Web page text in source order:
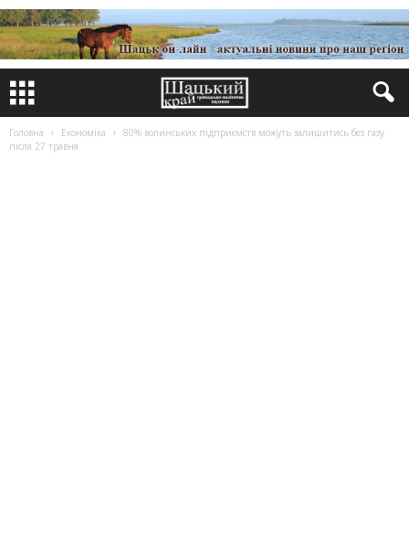
Головна Економіка
80% волинських підприємств можуть залишитись без газу
після 27 травня